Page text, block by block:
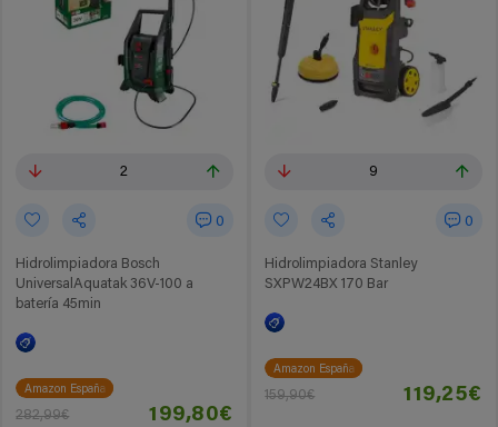
2
0
Hidrolimpiadora Bosch
UniversalAquatak 36V-100 a
batería 45min
Amazon España
282,99€ 199,80€
9
0
Hidrolimpiadora Stanley
SXPW24BX 170 Bar
Amazon España
159,90€ 119,25€